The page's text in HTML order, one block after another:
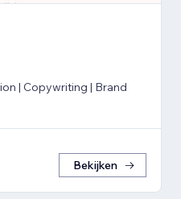
| Copywriting | Brand
Bekijken